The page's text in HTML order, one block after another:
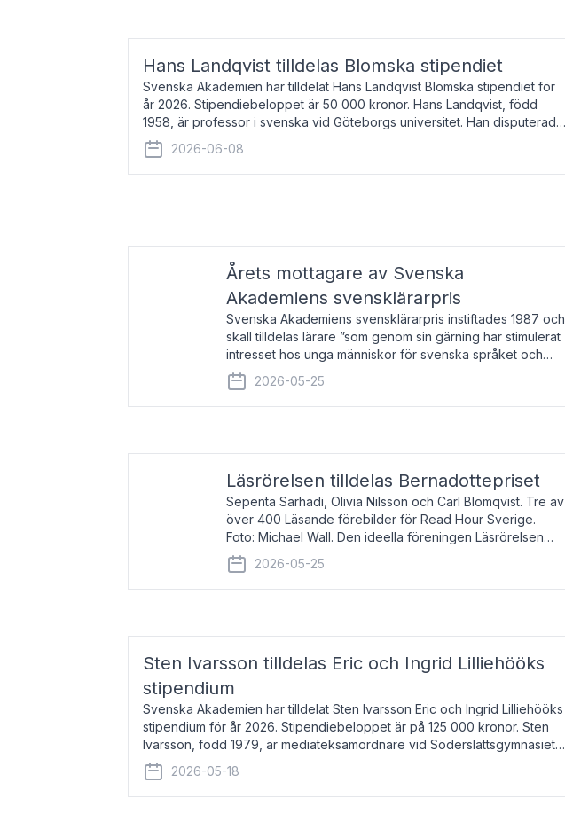
Hans Landqvist tilldelas Blomska stipendiet
Svenska Akademien har tilldelat Hans Landqvist Blomska stipendiet för
år 2026. Stipendiebeloppet är 50 000 kronor. Hans Landqvist, född
1958, är professor i svenska vid Göteborgs universitet. Han disputerade
år 2000 på avhandlingen Författn
2026-06-08
Årets mottagare av Svenska
Akademiens svensklärarpris
Svenska Akademiens svensklärarpris instiftades 1987 och
skall tilldelas lärare ”som genom sin gärning har stimulerat
intresset hos unga människor för svenska språket och
litteraturen”. Prisutdelning och samtal med pristagarna
äger rum under
2026-05-25
Läsrörelsen tilldelas Bernadottepriset
Sepenta Sarhadi, Olivia Nilsson och Carl Blomqvist. Tre av
över 400 Läsande förebilder för Read Hour Sverige.
Foto: Michael Wall. Den ideella föreningen Läsrörelsen
tilldelas Bernadottepriset 2026 för att den under ett kvarts
sekel gjort re
2026-05-25
Sten Ivarsson tilldelas Eric och Ingrid Lilliehööks
stipendium
Svenska Akademien har tilldelat Sten Ivarsson Eric och Ingrid Lilliehööks
stipendium för år 2026. Stipendiebeloppet är på 125 000 kronor. Sten
Ivarsson, född 1979, är mediateksamordnare vid Söderslättsgymnasiet i
Trelleborg. Här har han på
2026-05-18